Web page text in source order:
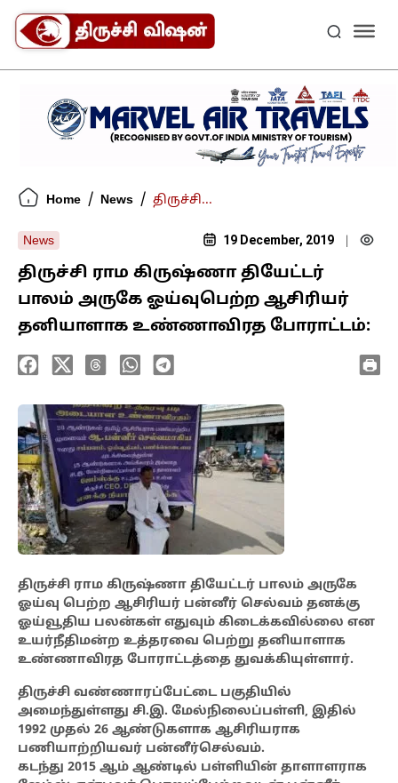
Home / News / திருச்சி...
News 19 December, 2019
திருச்சி ராம கிருஷ்ணா தியேட்டர்
பாலம் அருகே ஓய்வுபெற்ற ஆசிரியர்
தனியாளாக உண்ணாவிரத போராட்டம்:
திருச்சி ராம கிருஷ்ணா தியேட்டர் பாலம் அருகே
ஓய்வு பெற்ற ஆசிரியர் பன்னீர் செல்வம் தனக்கு
ஓய்வூதிய பலன்கள் எதுவும் கிடைக்கவில்லை என
உயர்நீதிமன்ற உத்தரவை பெற்று தனியாளாக
உண்ணாவிரத போராட்டத்தை துவக்கியுள்ளார்.
திருச்சி வண்ணாரப்பேட்டை பகுதியில்
அமைந்துள்ளது சி.இ. மேல்நிலைப்பள்ளி, இதில்
1992 முதல் 26 ஆண்டுகளாக ஆசிரியராக
பணியாற்றியவர் பன்னீர்செல்வம்.
கடந்து 2015 ஆம் ஆண்டில் பள்ளியின் தாளாளராக